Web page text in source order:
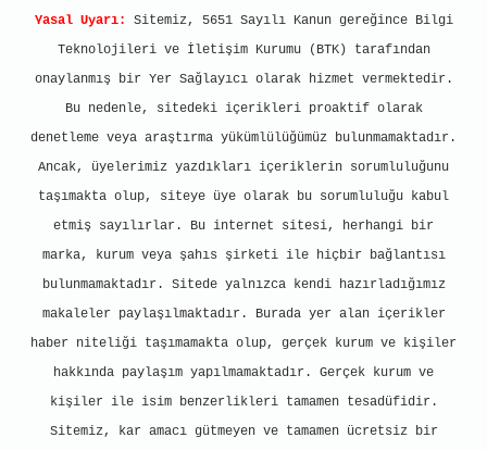
Yasal Uyarı:
Sitemiz, 5651 Sayılı Kanun gereğince Bilgi
Teknolojileri ve İletişim Kurumu (BTK) tarafından
onaylanmış bir Yer Sağlayıcı olarak hizmet vermektedir.
Bu nedenle, sitedeki içerikleri proaktif olarak
denetleme veya araştırma yükümlülüğümüz bulunmamaktadır.
Ancak, üyelerimiz yazdıkları içeriklerin sorumluluğunu
taşımakta olup, siteye üye olarak bu sorumluluğu kabul
etmiş sayılırlar. Bu internet sitesi, herhangi bir
marka, kurum veya şahıs şirketi ile hiçbir bağlantısı
bulunmamaktadır. Sitede yalnızca kendi hazırladığımız
makaleler paylaşılmaktadır. Burada yer alan içerikler
haber niteliği taşımamakta olup, gerçek kurum ve kişiler
hakkında paylaşım yapılmamaktadır. Gerçek kurum ve
kişiler ile isim benzerlikleri tamamen tesadüfidir.
Sitemiz, kar amacı gütmeyen ve tamamen ücretsiz bir